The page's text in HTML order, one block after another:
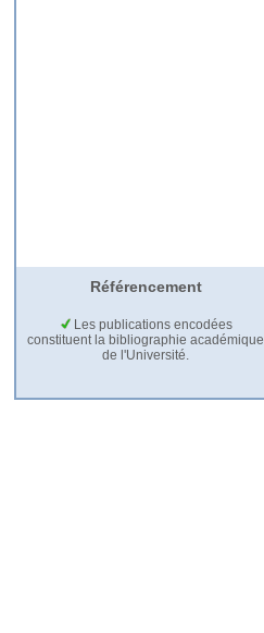
Référencement
Les publications encodées
constituent la bibliographie académique
de l'Université.